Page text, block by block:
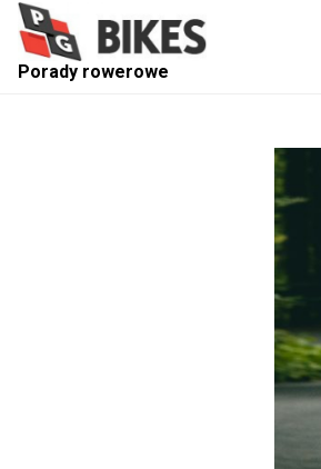
Porady rowerowe